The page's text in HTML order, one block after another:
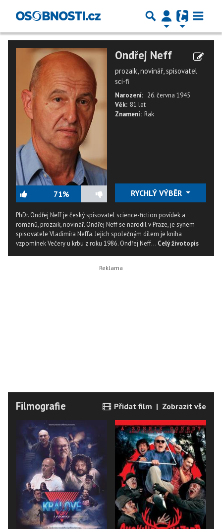
71%
Ondřej Neff
prozaik, novinář, spisovatel
sci-fi
Narození: 26. června 1945
Věk: 81 let
Znamení: Rak
RYCHLÝ VÝBĚR
PhDr. Ondřej Neff je český spisovatel science-fiction povídek a
románů, prozaik, novinář. Ondřej Neff se narodil v Praze, je synem
spisovatele Vladimíra Neffa. Jejich společným dílem je kniha
vzpomínek Večery u krbu z roku 1986. Ondřej Neff... Celý životopis
Filmografie Přidat film | Zobrazit vše